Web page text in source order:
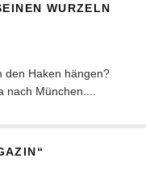
WURZELN
den Haken hängen?
nach München.